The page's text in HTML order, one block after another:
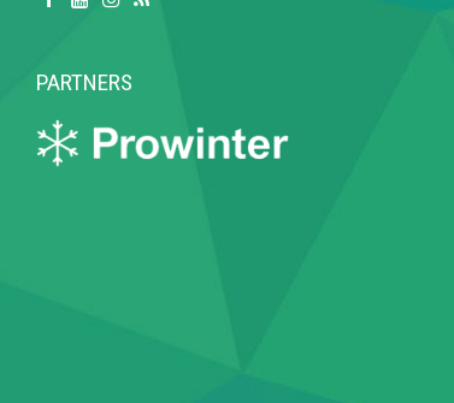
PARTNERS